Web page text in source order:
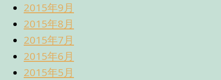
2015年9月
2015年8月
2015年7月
2015年6月
2015年5月